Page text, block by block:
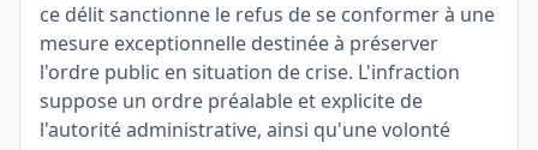
ce délit sanctionne le refus de se conformer à une
mesure exceptionnelle destinée à préserver
l'ordre public en situation de crise. L'infraction
suppose un ordre préalable et explicite de
l'autorité administrative, ainsi qu'une volonté